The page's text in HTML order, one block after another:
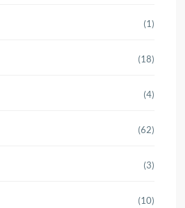
(1)
(18)
(4)
(62)
(3)
(10)